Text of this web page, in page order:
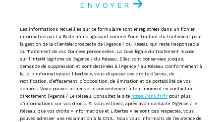
ENVOYER
Les informations recueillies sur ce formulaire sont enregistrées dans un fichier
informatisé par La Boite Immo agissant comme Sous-traitant du traitement pour
la gestion de la clientèle/prospects de l'Agence / du Réseau qui reste Responsable
du Traitement de vos Données personnelles. La base légale du traitement repose
sur l'intérêt légitime de l'Agence / du Réseau. Elles sont conservées jusqu'à
demande de suppression et sont destinées à l'Agence / au Réseau. Conformément à
la loi « informatique et libertés », vous disposez des droits d’accès, de
rectification, d’effacement, d’opposition, de limitation et de portabilité de vos
données. Vous pouvez retirer votre consentement à tout moment en contactant
directement l’Agence / Le Réseau. Consultez le site https://cnil.fr/fr pour plus
d’informations sur vos droits. Si vous estimez, après avoir contacté l'Agence / le
Réseau, que vos droits « Informatique et Libertés » ne sont pas respectés, vous
pouvez adresser une réclamation à la CNIL. Nous vous informons de l’existence de